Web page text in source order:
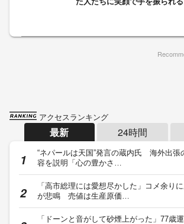
アクセスランキング
最新 24時間
“ネパールは天国”発言の蔵内氏 海外出張
容を説明「心の豊かさ…
「高市総理には愛想尽かした」コメ余り
が悲鳴 売値は生産原価…
「ドーンと音がして砂煙上がった」77歳